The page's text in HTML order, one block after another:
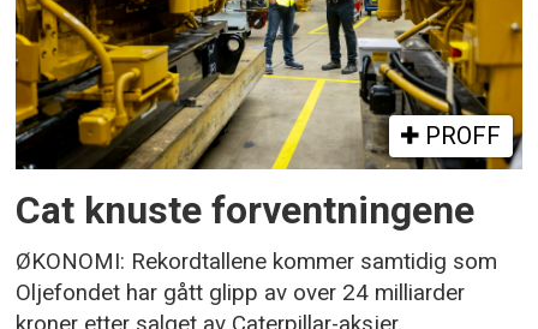
PROFF
Cat knuste forventningene
ØKONOMI: Rekordtallene kommer samtidig som
Oljefondet har gått glipp av over 24 milliarder